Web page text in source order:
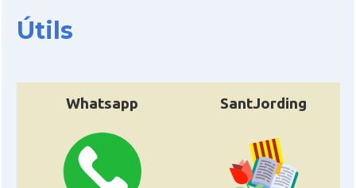
Útils
Whatsapp SantJording